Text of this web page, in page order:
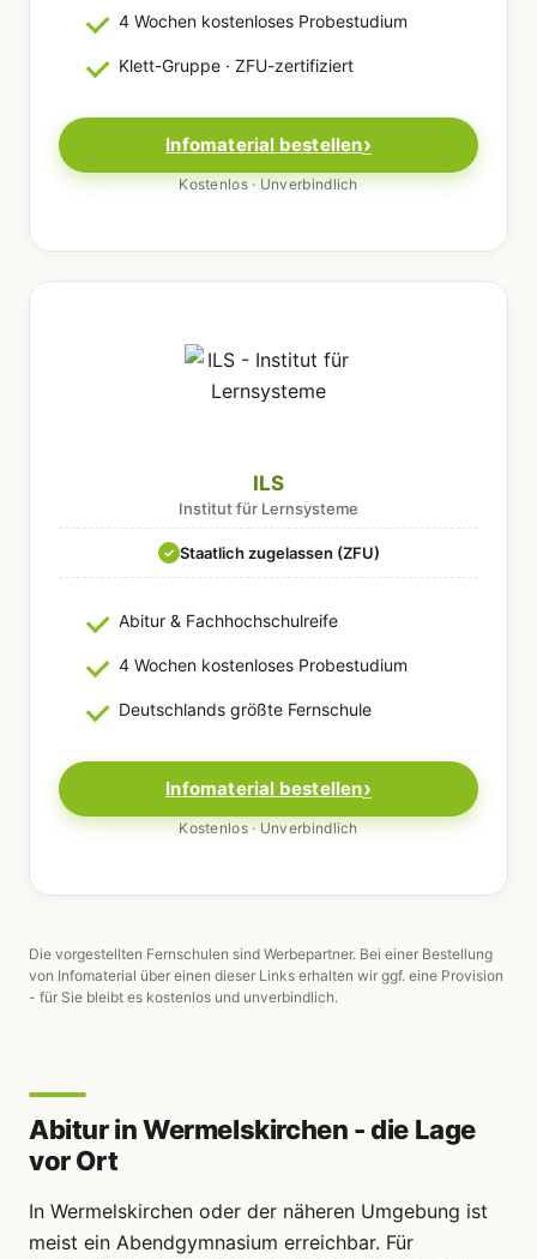
4 Wochen kostenloses Probestudium
Klett-Gruppe · ZFU-zertifiziert
Infomaterial bestellen
Kostenlos · Unverbindlich
ILS
Institut für Lernsysteme
✓ Staatlich zugelassen (ZFU)
Abitur & Fachhochschulreife
4 Wochen kostenloses Probestudium
Deutschlands größte Fernschule
Infomaterial bestellen
Kostenlos · Unverbindlich
Die vorgestellten Fernschulen sind Werbepartner. Bei einer Bestellung
von Infomaterial über einen dieser Links erhalten wir ggf. eine Provision
- für Sie bleibt es kostenlos und unverbindlich.
Abitur in Wermelskirchen - die Lage
vor Ort
In Wermelskirchen oder der näheren Umgebung ist
meist ein Abendgymnasium erreichbar. Für